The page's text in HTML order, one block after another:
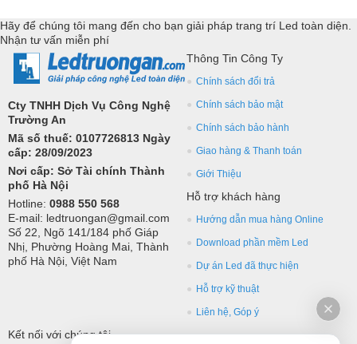
Hãy để chúng tôi mang đến cho bạn giải pháp trang trí Led toàn diện.
Nhận tư vấn miễn phí
Cty TNHH Dịch Vụ Công Nghệ
Trường An
Mã số thuế: 0107726813 Ngày
cấp: 28/09/2023
Nơi cấp: Sở Tài chính Thành
phố Hà Nội
Hotline: 0988 550 568
E-mail: ledtruongan@gmail.com
Số 22, Ngõ 141/184 phố Giáp
Nhị, Phường Hoàng Mai, Thành
phố Hà Nội, Việt Nam
Thông Tin Công Ty
Chính sách đổi trả
Chính sách bảo mật
Chính sách bảo hành
Giao hàng & Thanh toán
Giới Thiệu
Hỗ trợ khách hàng
Hướng dẫn mua hàng Online
Download phần mềm Led
Dự án Led đã thực hiện
Hỗ trợ kỹ thuật
Liên hệ, Góp ý
Kết nối với chúng tôi